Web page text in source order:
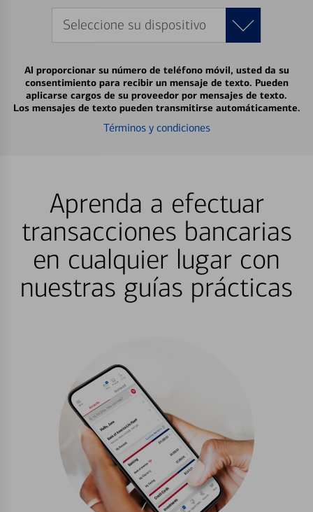
Seleccione su dispositivo
Al proporcionar su número de teléfono móvil, usted da su
consentimiento para recibir un mensaje de texto. Pueden
aplicarse cargos de su proveedor por mensajes de texto.
Los mensajes de texto pueden transmitirse automáticamente.
Términos y condiciones
Aprenda a efectuar
transacciones bancarias
en cualquier lugar con
nuestras guías prácticas